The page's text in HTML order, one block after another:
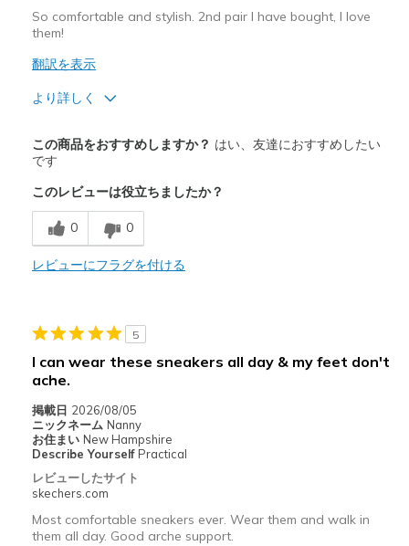
So comfortable and stylish. 2nd pair I have bought, I love
them!
翻訳を表示
より詳しく
Attractive Design
Breathe Well
Comfortable
Durable
以下に最適
Casual Wear
Width
Feels true to width
Sizing
Feels true to size
View On Shoes
この商品をおすすめしますか？ はい、友達におすすめしたい
です
このレビューは役立ちましたか？
0 0
レビューにフラグを付ける
5
I can wear these sneakers all day & my feet don't
ache.
掲載日 2026/08/05
ニックネーム Nanny
お住まい New Hampshire
Describe Yourself Practical
レビューしたサイト
skechers.com
Most comfortable sneakers ever. Wear them and walk in
them all day. Good arche support.